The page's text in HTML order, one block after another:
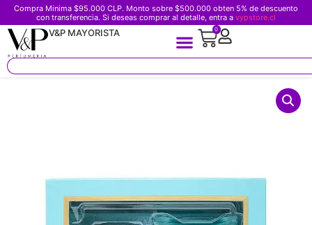
Compra Minima $95.000 CLP. Monto sobre $500.000 obten 5% de descuento
con transferencia. Si deseas comprar al detalle, entra a vypstore.cl
V&P MAYORISTA 0